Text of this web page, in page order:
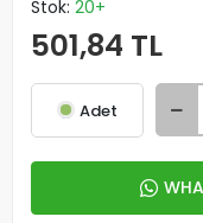
Stok: 20+
501,84 TL
Adet